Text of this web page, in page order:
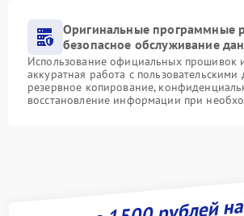
Оригинальные программные
безопасное обслуживание
Использование официальных прошивок
аккуратная работа с
резервное копирование,
восстановление информации при